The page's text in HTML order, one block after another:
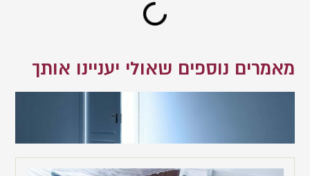
מאמרים נוספים שאולי יעניינו אותך